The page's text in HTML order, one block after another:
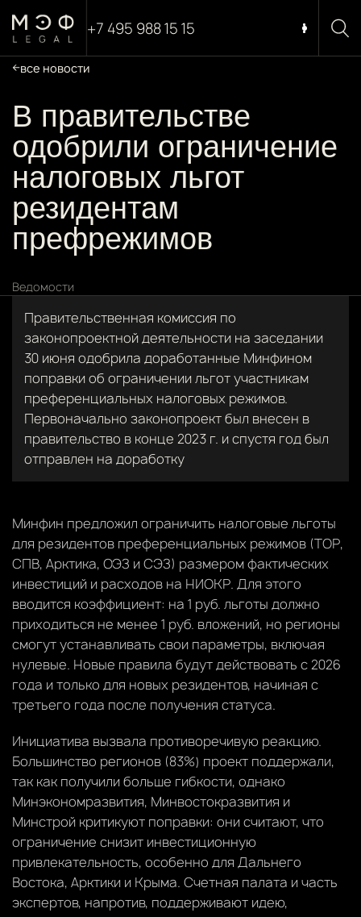
+7 495 988 15 15
все новости
В правительстве
одобрили ограничение
налоговых льгот
резидентам
префрежимов
Ведомости
Правительственная комиссия по
законопроектной деятельности на заседании
30 июня одобрила доработанные Минфином
поправки об ограничении льгот участникам
преференциальных налоговых режимов.
Первоначально законопроект был внесен в
правительство в конце 2023 г. и спустя год был
отправлен на доработку
Минфин предложил ограничить налоговые льготы
для резидентов преференциальных режимов (ТОР,
СПВ, Арктика, ОЭЗ и СЭЗ) размером фактических
инвестиций и расходов на НИОКР. Для этого
вводится коэффициент: на 1 руб. льготы должно
приходиться не менее 1 руб. вложений, но регионы
смогут устанавливать свои параметры, включая
нулевые. Новые правила будут действовать с 2026
года и только для новых резидентов, начиная с
третьего года после получения статуса.
Инициатива вызвала противоречивую реакцию.
Большинство регионов (83%) проект поддержали,
так как получили больше гибкости, однако
Минэкономразвития, Минвостокразвития и
Минстрой критикуют поправки: они считают, что
ограничение снизит инвестиционную
привлекательность, особенно для Дальнего
Востока, Арктики и Крыма. Счетная палата и часть
экспертов, напротив, поддерживают идею,